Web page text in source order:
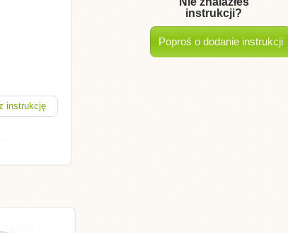
instrukcję
instrukcji?
Poproś o dodanie instrukcji